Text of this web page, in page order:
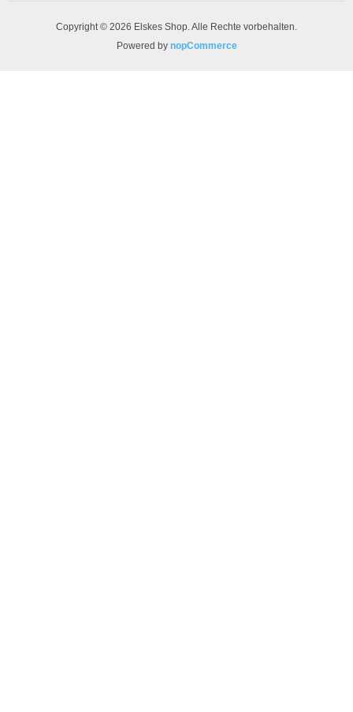
Copyright © 2026 Elskes Shop. Alle Rechte vorbehalten.
Powered by nopCommerce